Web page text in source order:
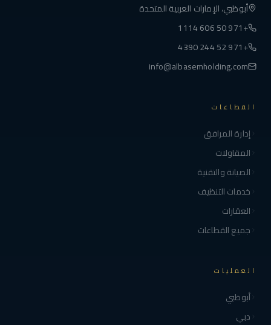
أبوظبي، الإمارات العربية المتحدة
+971 50 606 1114
+971 52 244 4390
info@albasemholding.com
القطاعات
إدارة المرافق
المقاولات
الصيانة والتقنية
خدمات التنظيف
العقارات
جميع القطاعات
العمليات
أبوظبي
دبي